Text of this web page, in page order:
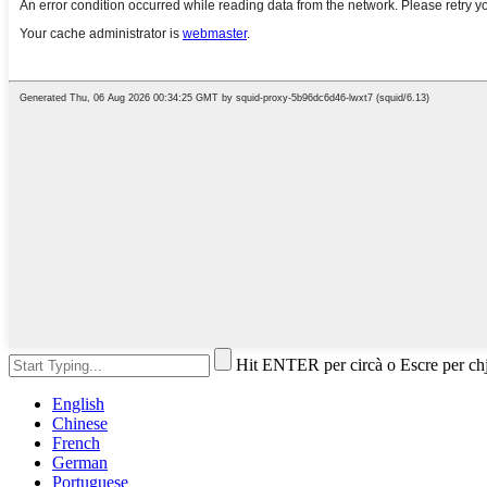
Hit ENTER per circà o Escre per
English
Chinese
French
German
Portuguese